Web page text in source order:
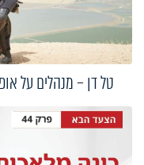
טל דן – מנהלים על